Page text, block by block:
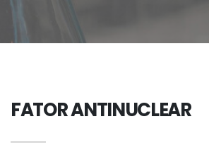
FATOR ANTINUCLEAR